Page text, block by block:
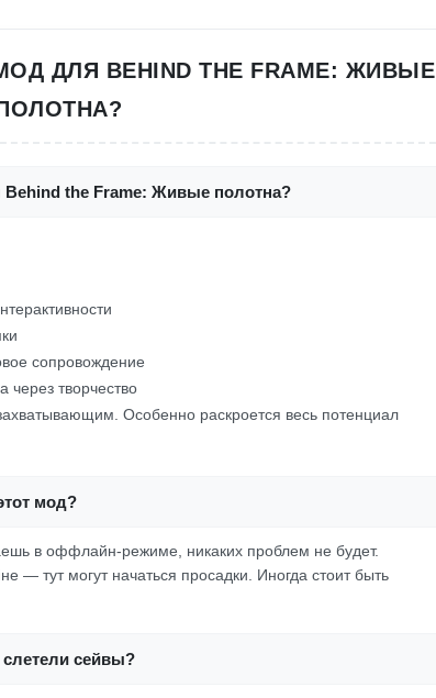
ДЛЯ BEHIND THE FRAME: ЖИВЫЕ
Behind the Frame: Живые полотна?
сопровождение
через творчество
Особенно раскроется весь потенциал
мод?
в оффлайн-режиме, никаких проблем не будет.
— тут могут начаться просадки. Иногда стоит быть
слетели сейвы?